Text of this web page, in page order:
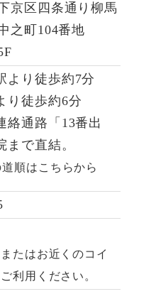
京区四条通り柳馬
之町104番地
より徒歩約7分
り徒歩約6分
絡通路「13番出
まで直結。
順はこちらから
たはお近くのコイ
利用ください。